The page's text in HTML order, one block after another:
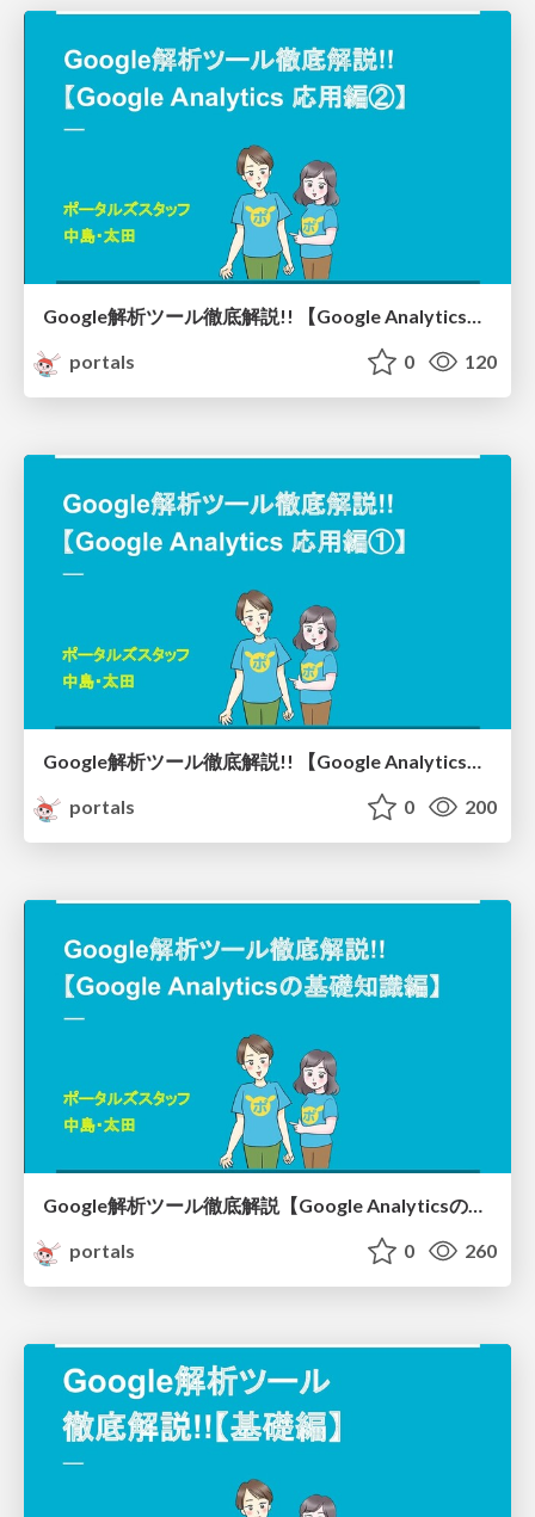
Google解析ツール徹底解説!! 【Google Analytics応用編②】/ analytics04
portals
0 120
Google解析ツール徹底解説!! 【Google Analytics応用編①】/ analytics03
portals
0 200
Google解析ツール徹底解説【Google Analyticsの基礎知識編】 / analytics02
portals
0 260